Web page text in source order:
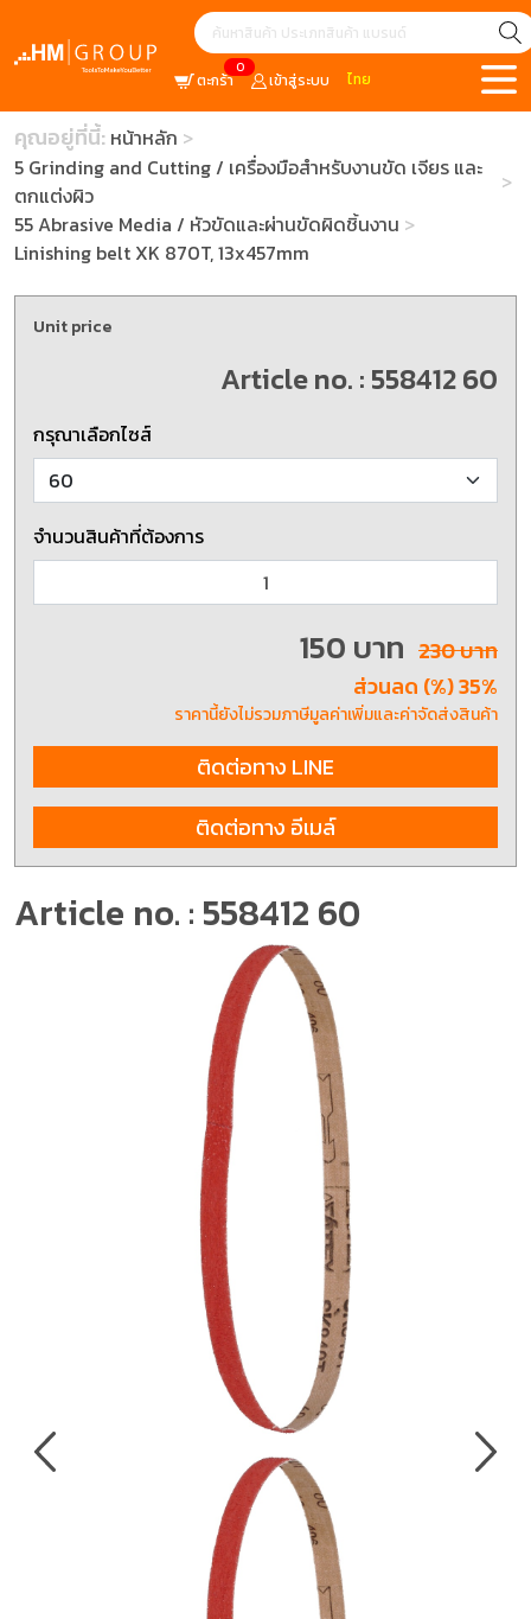
0
ตะกร้า เข้าสู่ระบบ ไทย
คุณอยู่ที่นี้: หน้าหลัก
5 Grinding and Cutting / เครื่องมือสำหรับงานขัด เจียร และ
ตกแต่งผิว
55 Abrasive Media / หัวขัดและผ่านขัดผิดชิ้นงาน
Linishing belt XK 870T, 13x457mm
Article no. : 558412 60
Unit price
Article no. : 558412 60
กรุณาเลือกไซส์
จำนวนสินค้าที่ต้องการ
150 บาท 230 บาท
ส่วนลด (%) 35%
ราคานี้ยังไม่รวมภาษีมูลค่าเพิ่มและค่าจัดส่งสินค้า
ติดต่อทาง LINE
ติดต่อทาง อีเมล์